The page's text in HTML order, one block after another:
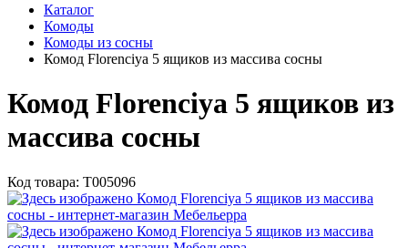
Каталог
Комоды
Комоды из сосны
Комод Florenciya 5 ящиков из массива сосны
Комод Florenciya 5 ящиков из
массива сосны
Код товара: Т005096